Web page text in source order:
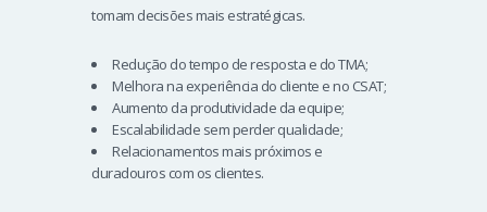
tomam decisões mais estratégicas.
Redução do tempo de resposta e do TMA;
Melhora na experiência do cliente e no CSAT;
Aumento da produtividade da equipe;
Escalabilidade sem perder qualidade;
Relacionamentos mais próximos e
duradouros com os clientes.